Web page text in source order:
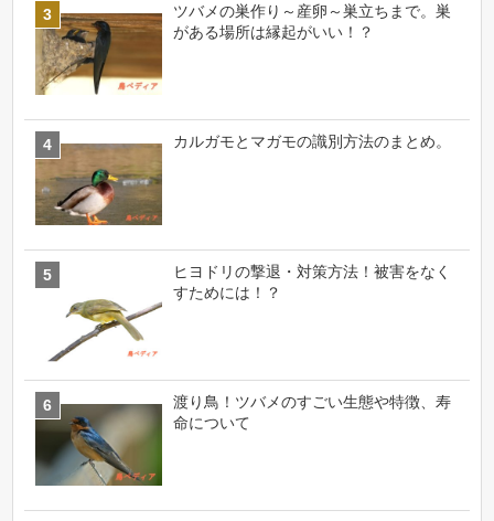
ツバメの巣作り～産卵～巣立ちまで。巣
がある場所は縁起がいい！？
カルガモとマガモの識別方法のまとめ。
ヒヨドリの撃退・対策方法！被害をなく
すためには！？
渡り鳥！ツバメのすごい生態や特徴、寿
命について